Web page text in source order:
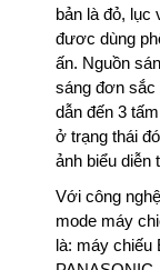
bản là đỏ,
đươc dùng
ấn. Nguồn
sáng đơn sắc
dẫn đến 3
ở trạng thái
ảnh biểu diễn
Với công
mode máy
là: máy chiếu